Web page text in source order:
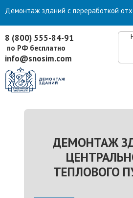
8 (800) 555-84-91
по РФ бесплатно
info@snosim.com
Демонтаж зданий с переработкой
ДЕМОНТАЖ
ТЕПЛОВОГО